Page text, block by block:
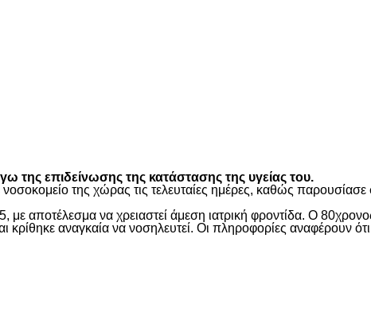
της επιδείνωσης της κατάστασης της υγείας του.
της χώρας τις τελευταίες ημέρες, καθώς
με αποτέλεσμα να χρειαστεί άμεση ιατρική φροντίδα. Ο
αναγκαία να νοσηλευτεί. Οι πληροφορίες αναφέρουν